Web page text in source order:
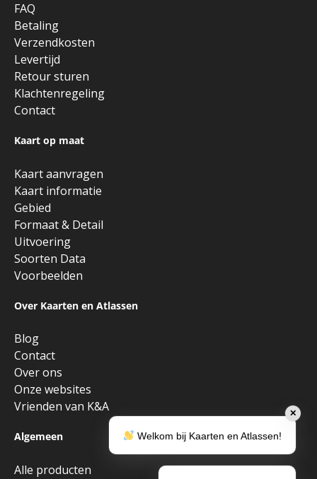
FAQ
Betaling
Verzendkosten
Levertijd
Retour sturen
Klachtenregeling
Contact
Kaart op maat
Kaart aanvragen
Kaart informatie
Gebied
Formaat & Detail
Uitvoering
Soorten Data
Voorbeelden
Over Kaarten en Atlassen
Blog
Contact
Over ons
Onze websites
Vrienden van K&A
Algemeen
Alle producten
✕
Welkom bij Kaarten en Atlassen!